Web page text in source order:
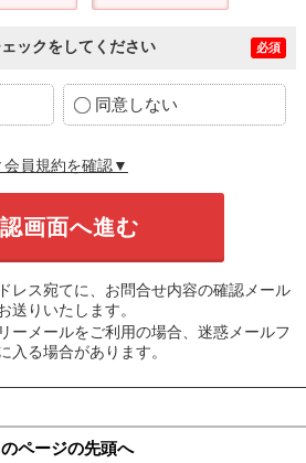
ックをしてください 必須
同意しない
員規約を確認▼
レス宛てに、お問合せ内容の確認メール
送りいたします。
ーメールをご利用の場合、迷惑メールフ
入る場合があります。
ページの先頭へ